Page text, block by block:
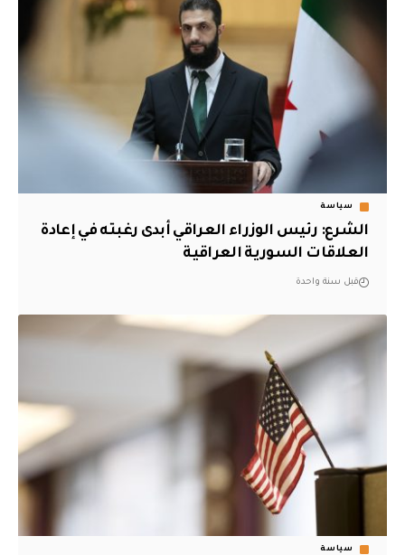
سياسة
الشرع: رئيس الوزراء العراقي أبدى رغبته في إعادة
العلاقات السورية العراقية
قبل سنة واحدة
سياسة